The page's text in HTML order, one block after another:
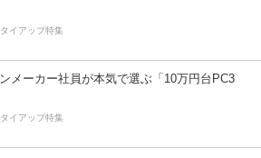
イアップ特集
メーカー社員が本気で選ぶ「10万円台PC3
イアップ特集